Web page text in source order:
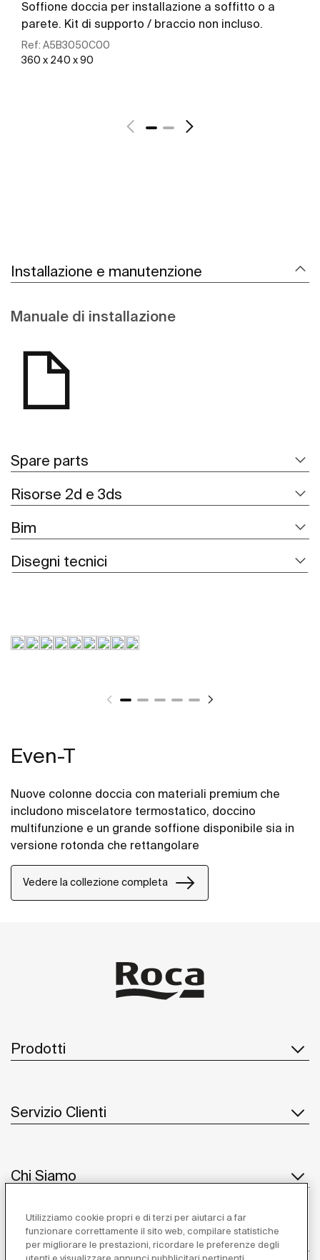
Soffione doccia per installazione a soffitto o a
parete. Kit di supporto / braccio non incluso.
Ref: A5B3050C00
360 x 240 x 90
Installazione e manutenzione
Manuale di installazione
Spare parts
Risorse 2d e 3ds
Bim
Disegni tecnici
Even-T
Nuove colonne doccia con materiali premium che
includono miscelatore termostatico, doccino
multifunzione e un grande soffione disponibile sia in
versione rotonda che rettangolare
Vedere la collezione completa
Prodotti
Servizio Clienti
Chi Siamo
Ispirazione
Utilizziamo cookie propri e di terzi per aiutarci a far
funzionare correttamente il sito web, compilare statistiche
per migliorare le prestazioni, ricordare le preferenze degli